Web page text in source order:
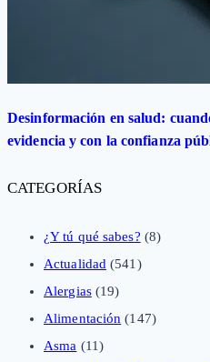
Desinformación en salud:
evidencia y con la confianza
CATEGORÍAS
¿Y tú qué sabes? (8)
Actualidad (541)
Alergias(19)
Alimentación (147)
Asma (11)